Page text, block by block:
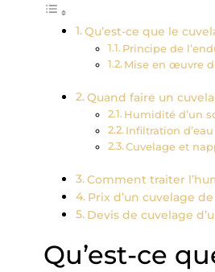
Qu’est-ce que le
Principe de
Mise en œuvre
Quand faire un
Humidité d’un
Infiltration
Cuvelage et
Comment traiter
Prix d’un cuvelage
Devis de cuvelage
Qu’est-ce